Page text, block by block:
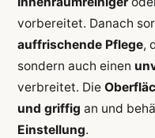
vorbereitet. Danach
auffrischende Pflege,
sondern auch einen
verbreitet. Die
und griffig an und
Einstellung.